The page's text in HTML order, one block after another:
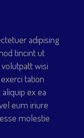
adipising
tincint ut
wisi
tation
ex ea
eum iriure
molestie